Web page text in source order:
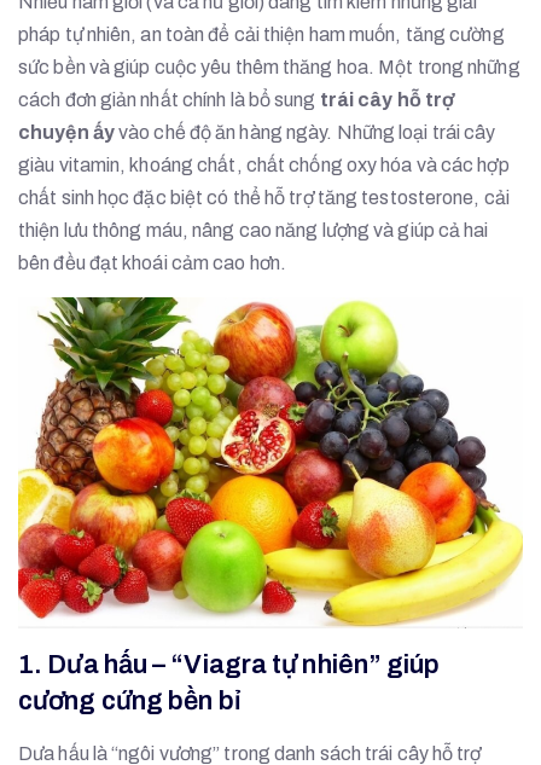
pháp tự nhiên, an toàn để cải thiện ham muốn, tăng cường
sức bền và giúp cuộc yêu thêm thăng hoa. Một trong những
cách đơn giản nhất chính là bổ sung trái cây hỗ trợ
chuyện ấyvào chế độ ăn hàng ngày. Những loại trái cây
giàu vitamin, khoáng chất, chất chống oxy hóa và các hợp
chất sinh học đặc biệt có thể hỗ trợ tăng testosterone, cải
thiện lưu thông máu, nâng cao năng lượng và giúp cả hai
bên đều đạt khoái cảm cao hơn.
1. Dưa hấu – “Viagra tự nhiên” giúp
cương cứng bền bỉ
Dưa hấu là “ngôi vương” trong danh sách trái cây hỗ trợ